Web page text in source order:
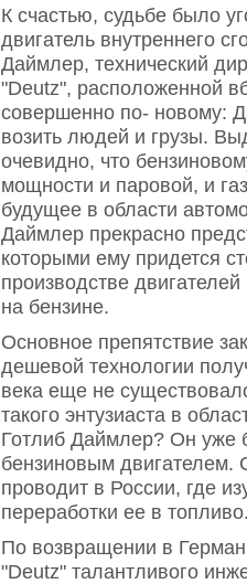
К счастью, судьбе было
двигатель внутреннего
Даймлер, технический
"Deutz", расположенной
совершенно по- новому:
возить людей и грузы.
очевидно, что
мощности и паровой, и
будущее в области
Даймлер прекрасно
которыми ему придется
производстве
на бензине.
Основное препятствие
дешевой технологии
века еще не
такого энтузиаста в
Готлиб Даймлер? Он уже
бензиновым
проводит в России, где
переработки ее в
По возвращении в
"Deutz" талантливого